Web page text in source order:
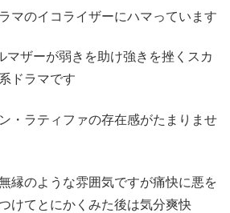
マのイコライザーにハマっています
マザーが弱きを助け強きを挫くスカ
ドラマです
・ラティファの存在感がたまりませ
縁のような雰囲気ですが痛快に悪を
けてとにかくみた後は気分爽快